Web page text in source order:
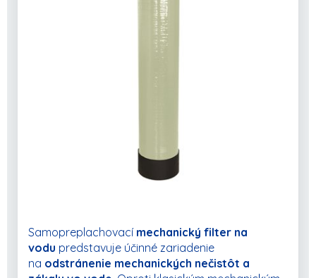
Samopreplachovací mechanický filter na
vodu predstavuje účinné zariadenie
na odstránenie mechanických nečistôt a